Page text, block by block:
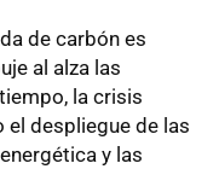
de carbón es
al alza las
la crisis
el despliegue de las
y las